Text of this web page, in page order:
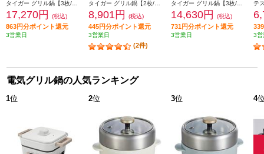
17,270円 (税込)
863円分ポイント還元
3営業日
8,901円 (税込)
445円分ポイント還元
3営業日
(2件)
14,630円 (税込)
731円分ポイント還元
3営業日 3営
電気グリル鍋の人気ランキング
1位 2位 3位 4